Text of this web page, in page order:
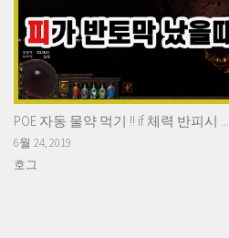
POE 자동 물약 먹기 !! if 체력 반피시 ...
6월 24, 2019
호그